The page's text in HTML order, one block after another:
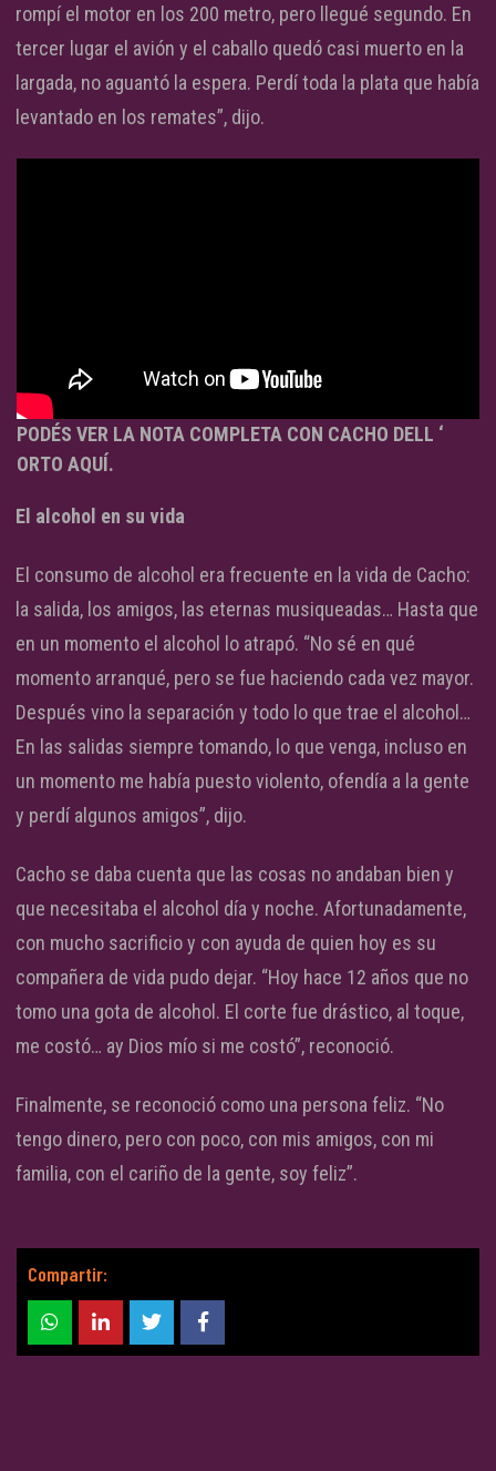
rompí el motor en los 200 metro, pero llegué segundo. En
tercer lugar el avión y el caballo quedó casi muerto en la
largada, no aguantó la espera. Perdí toda la plata que había
levantado en los remates”, dijo.
PODÉS VER LA NOTA COMPLETA CON CACHO DELL ‘
ORTO AQUÍ.
El alcohol en su vida
El consumo de alcohol era frecuente en la vida de Cacho:
la salida, los amigos, las eternas musiqueadas… Hasta que
en un momento el alcohol lo atrapó. “No sé en qué
momento arranqué, pero se fue haciendo cada vez mayor.
Después vino la separación y todo lo que trae el alcohol…
En las salidas siempre tomando, lo que venga, incluso en
un momento me había puesto violento, ofendía a la gente
y perdí algunos amigos”, dijo.
Cacho se daba cuenta que las cosas no andaban bien y
que necesitaba el alcohol día y noche. Afortunadamente,
con mucho sacrificio y con ayuda de quien hoy es su
compañera de vida pudo dejar. “Hoy hace 12 años que no
tomo una gota de alcohol. El corte fue drástico, al toque,
me costó… ay Dios mío si me costó”, reconoció.
Finalmente, se reconoció como una persona feliz. “No
tengo dinero, pero con poco, con mis amigos, con mi
familia, con el cariño de la gente, soy feliz”.
Compartir: